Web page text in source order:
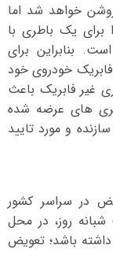
خواهد شد اما
برای یک باطری با
بنابراین برای
خودروی خود
غیر فابریک باعث
های عرضه شده
و مورد تایید
در سراسر کشور
از کشور و در 24 ساعت شبانه روز، در محل
باشد؛ تعویض